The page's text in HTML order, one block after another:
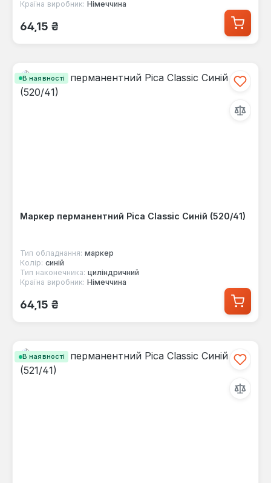
Країна виробник: Німеччина
Звичайна ціна:
64,15 ₴
В наявності
Маркер перманентний Pica Classic Синій (520/41)
Тип обладнання: маркер
Колір: синій
Тип наконечника: циліндричний
Країна виробник: Німеччина
Звичайна ціна:
64,15 ₴
В наявності